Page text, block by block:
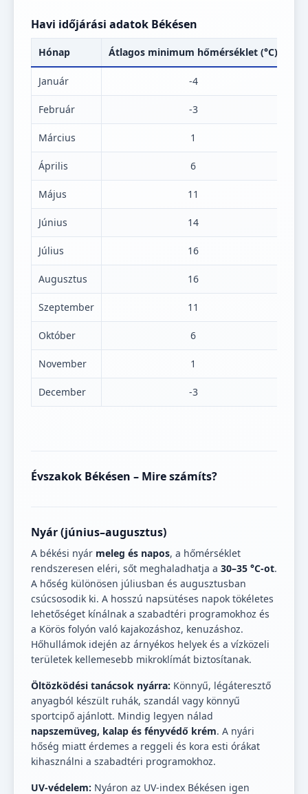
Havi időjárási adatok Békésen
Hónap Átlagos minimum hőmérséklet (°C)
Január -4
Február -3
Március 1
Április 6
Május 11
Június 14
Július 16
Augusztus 16
Szeptember 11
Október 6
November 1
December -3
Évszakok Békésen – Mire számíts?
Nyár (június–augusztus)
A békési nyár meleg és napos, a hőmérséklet
rendszeresen eléri, sőt meghaladhatja a 30–35 °C-ot.
A hőség különösen júliusban és augusztusban
csúcsosodik ki. A hosszú napsütéses napok tökéletes
lehetőséget kínálnak a szabadtéri programokhoz és
a Körös folyón való kajakozáshoz, kenuzáshoz.
Hőhullámok idején az árnyékos helyek és a vízközeli
területek kellemesebb mikroklímát biztosítanak.
Öltözködési tanácsok nyárra: Könnyű, légáteresztő
anyagból készült ruhák, szandál vagy könnyű
sportcipő ajánlott. Mindig legyen nálad
napszemüveg, kalap és fényvédő krém. A nyári
hőség miatt érdemes a reggeli és kora esti órákat
kihasználni a szabadtéri programokhoz.
UV-védelem: Nyáron az UV-index Békésen igen